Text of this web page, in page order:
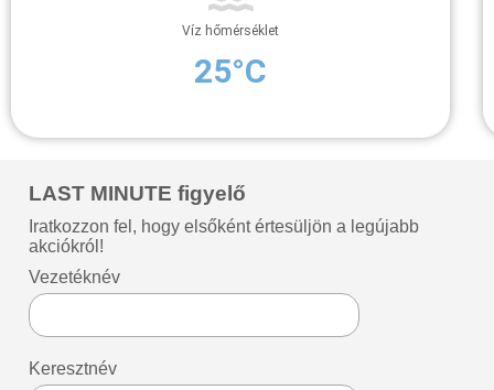
Víz hőmérséklet
25°C
LAST MINUTE figyelő
Iratkozzon fel, hogy elsőként értesüljön a legújabb
akciókról!
Vezetéknév
Keresztnév